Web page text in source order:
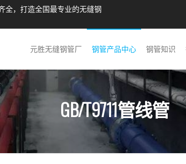
全，打造全国最专业的无缝钢
元胜无缝钢管厂 钢管产品中心 钢管知识
GB/T9711管线管